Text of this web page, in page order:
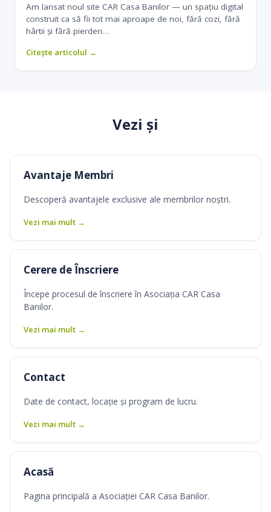
Am lansat noul site CAR Casa Banilor — un spațiu digital
construit ca să fii tot mai aproape de noi, fără cozi, fără
hârtii și fără pierderi…
Citește articolul →
Vezi și
Avantaje Membri
Descoperă avantajele exclusive ale membrilor noștri.
Vezi mai mult →
Cerere de Înscriere
Începe procesul de înscriere în Asociația CAR Casa
Banilor.
Vezi mai mult →
Contact
Date de contact, locație și program de lucru.
Vezi mai mult →
Acasă
Pagina principală a Asociației CAR Casa Banilor.